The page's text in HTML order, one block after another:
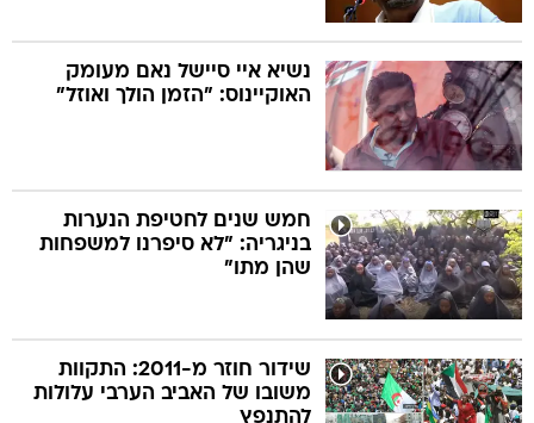
נשיא איי סיישל נאם מעומק
האוקיינוס: "הזמן הולך ואוזל"
חמש שנים לחטיפת הנערות
בניגריה: "לא סיפרנו למשפחות
שהן מתו"
שידור חוזר מ-2011: התקוות
משובו של האביב הערבי עלולות
להתנפץ